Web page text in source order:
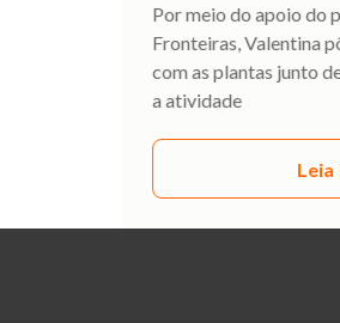
Por meio do apoio do
Fronteiras, Valentina
com as plantas junto
a atividade
Leia